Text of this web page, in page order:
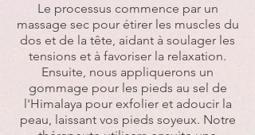
Le processus commence par un
massage sec pour étirer les muscles du
dos et de la tête, aidant à soulager les
tensions et à favoriser la relaxation.
Ensuite, nous appliquerons un
gommage pour les pieds au sel de
l'Himalaya pour exfolier et adoucir la
peau, laissant vos pieds soyeux. Notre